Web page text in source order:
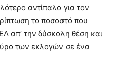
αντίπαλο για τον
το ποσοστό που
απ’ την δύσκολη θέση και
των εκλογών σε ένα